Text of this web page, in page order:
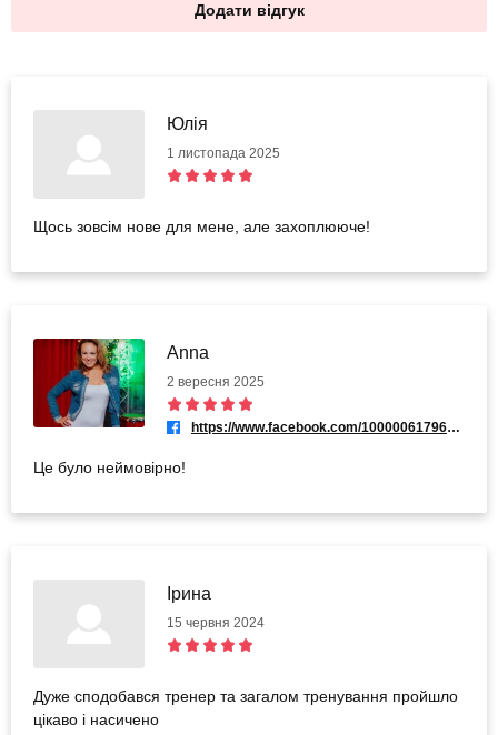
Додати відгук
Юлія
1 листопада 2025
Щось зовсім нове для мене, але захоплююче!
Anna
2 вересня 2025
https://www.facebook.com/100000617968173
Це було неймовірно!
Ірина
15 червня 2024
Дуже сподобався тренер та загалом тренування пройшло
цікаво і насичено